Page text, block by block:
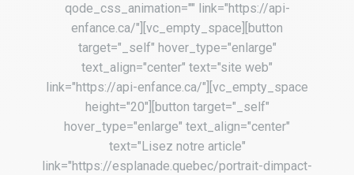
qode_css_animation="" link="https://api-
enfance.ca/"][vc_empty_space][button
target="_self" hover_type="enlarge"
text_align="center" text="site web"
link="https://api-enfance.ca/"][vc_empty_space
height="20"][button target="_self"
hover_type="enlarge" text_align="center"
text="Lisez notre article"
link="https://esplanade.quebec/portrait-dimpact-